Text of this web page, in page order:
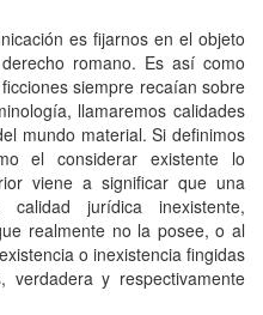
es fijarnos en el objeto
romano. Es así como
siempre recaían sobre
llamaremos calidades
mundo material. Si definimos
el considerar existente lo
viene a significar que una
jurídica inexistente,
realmente no la posee, o al
o inexistencia fingidas
verdadera y respectivamente